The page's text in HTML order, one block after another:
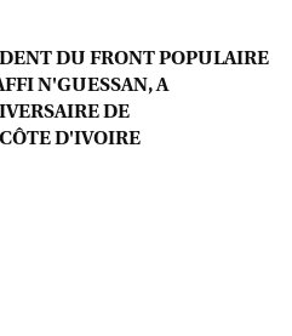
DU FRONT POPULAIRE
N'GUESSAN, A
DE
D'IVOIRE